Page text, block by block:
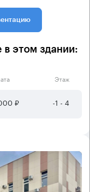
в этом здании:
Этаж
₽ -1 - 4